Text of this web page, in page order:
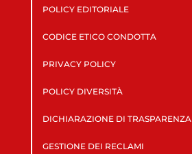
POLICY EDITORIALE
CODICE ETICO CONDOTTA
PRIVACY POLICY
POLICY DIVERSITÀ
DICHIARAZIONE DI TRASPARENZA
GESTIONE DEI RECLAMI